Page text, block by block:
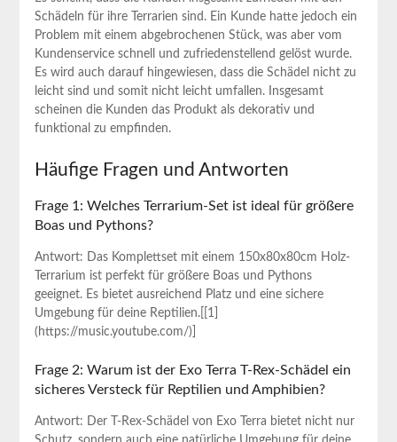
Schädeln für ihre Terrarien sind. Ein Kunde ⁢hatte​ jedoch ein
Problem mit ‌einem abgebrochenen Stück, was aber vom
Kundenservice schnell und‍ zufriedenstellend‌ gelöst wurde.
Es wird auch darauf⁣ hingewiesen, ⁢dass die ‍Schädel nicht zu
leicht sind und somit⁣ nicht leicht umfallen. Insgesamt
scheinen die Kunden das Produkt als dekorativ⁤ und
funktional zu ‌empfinden. ⁣
Häufige Fragen‍ und Antworten
Frage 1: Welches Terrarium-Set ist ideal für größere
Boas und Pythons?
Antwort: Das Komplettset mit einem 150x80x80cm‌ Holz-
Terrarium ‌ist perfekt für größere Boas und Pythons
geeignet. ​Es bietet ausreichend Platz und eine sichere
Umgebung⁤ für deine Reptilien.[[1]
(https://music.youtube.com/)]
Frage 2: Warum ist der​ Exo⁣ Terra T-Rex-Schädel ein
sicheres⁤ Versteck für Reptilien und Amphibien?
Antwort: Der T-Rex-Schädel von Exo Terra bietet nicht nur